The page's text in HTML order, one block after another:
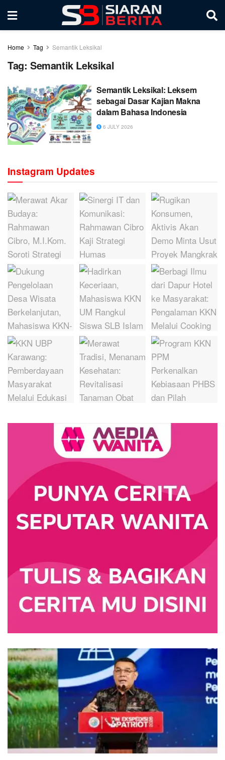
Home Tag Semantik Leksikal
Tag: Semantik Leksikal
Semantik Leksikal: Leksem
sebagai Dasar Kajian Makna
dalam Bahasa Indonesia
6 JULY 2026
Instagram Updates